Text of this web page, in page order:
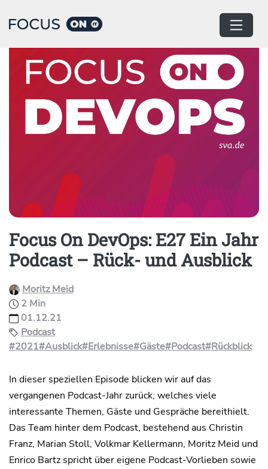
Home Podcast
Focus On DevOps: E27 Ein Jahr
Podcast – Rück- und Ausblick
Moritz Meid
2 Min
01.12.21
Podcast
#2021#Ausblick#Erlebnisse#Gäste#Podcast#Rückblick
In dieser speziellen Episode blicken wir auf das
vergangenen Podcast-Jahr zurück, welches viele
interessante Themen, Gäste und Gespräche bereithielt.
Das Team hinter dem Podcast, bestehend aus Christin
Franz, Marian Stoll, Volkmar Kellermann, Moritz Meid und
Enrico Bartz spricht über eigene Podcast-Vorlieben sowie